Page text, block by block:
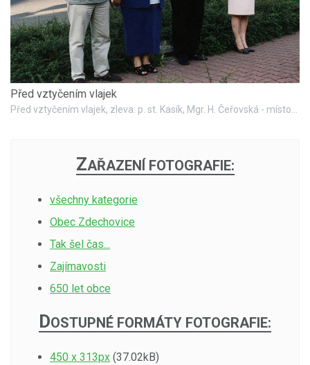
Před vztyčením vlajek
Před vztyčením vlajek, zleva: p. st. Kasík, Mgr. H. Čeřovská - místost., st. ing. R. Chutic, p. Páralová PS - Parlament ČR
ZAŘAZENÍ FOTOGRAFIE:
všechny kategorie
Obec Zdechovice
Tak šel čas...
Zajímavosti
650 let obce
DOSTUPNÉ FORMÁTY FOTOGRAFIE:
450 x 313px (37.02kB)